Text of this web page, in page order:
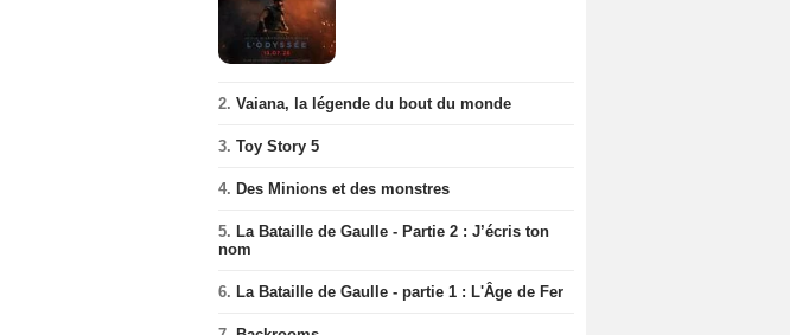
2. Vaiana, la légende du bout du monde
3. Toy Story 5
4. Des Minions et des monstres
5. La Bataille de Gaulle - Partie 2 : J’écris ton
nom
6. La Bataille de Gaulle - partie 1 : L'Âge de Fer